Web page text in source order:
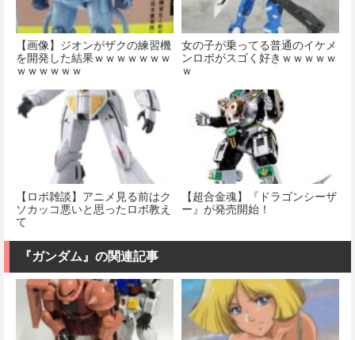
【画像】ジオンがザクの練習機
を開発した結果ｗｗｗｗｗｗｗ
ｗｗｗｗｗｗ
女の子が乗ってる普通のイケメ
ンロボがスゴく好きｗｗｗｗｗ
ｗ
【ロボ雑談】アニメ見る前はク
ソカッコ悪いと思ったロボ教え
て
【超合金魂】『ドラゴンシーザ
ー』が発売開始！
『ガンダム』の関連記事